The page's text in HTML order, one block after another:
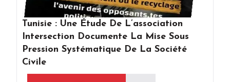
Tunisie : Une Étude De L’association
Intersection Documente La Mise Sous
Pression Systématique De La Société
Civile